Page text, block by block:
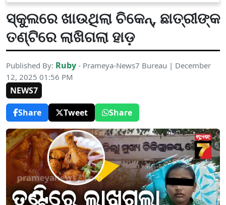
ସ୍କୁଲରେ ଖାଉଥିଲା ଚିକେନ୍, ଛାତ୍ରୀଙ୍କ
ତଣ୍ଟିରେ ଲାଖିଗଲା ହାଡ଼
Published By: Ruby - Prameya-News7 Bureau | December
12, 2025 01:56 PM
NEWS7
Share
Tweet Share